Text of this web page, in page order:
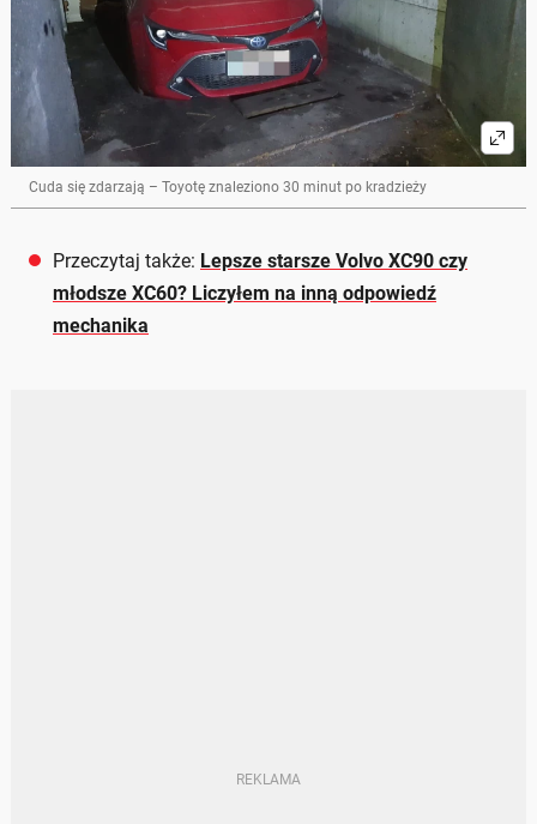
Cuda się zdarzają – Toyotę znaleziono 30 minut po kradzieży
Przeczytaj także: Lepsze starsze Volvo XC90 czy
młodsze XC60? Liczyłem na inną odpowiedź
mechanika